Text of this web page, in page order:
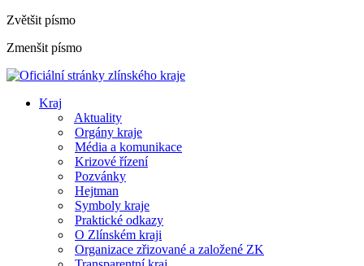
Zvětšit písmo
Zmenšit písmo
Kraj
Aktuality
Orgány kraje
Média a komunikace
Krizové řízení
Pozvánky
Hejtman
Symboly kraje
Praktické odkazy
O Zlínském kraji
Organizace zřizované a založené ZK